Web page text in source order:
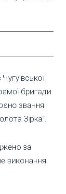
бригади
звання
Зірка".
за
виконання